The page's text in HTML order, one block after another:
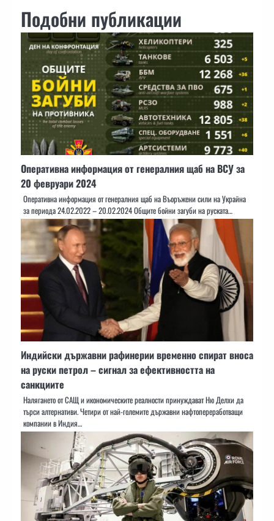
Подобни публикации
Оперативна информация от генералния щаб на ВСУ за
20 февруари 2024
Оперативна информация от генералния щаб на Въоръжени сили на Украйна
за периода 24.02.2022 – 20.02.2024 Общите бойни загуби на руската…
Индийски държавни рафинерии временно спират вноса
на руски петрол – сигнал за ефективността на
санкциите
Налягането от САЩ и икономическите реалности принуждават Ню Делхи да
търси алтернативи. Четири от най-големите държавни нафтопереработващи
компании в Индия…